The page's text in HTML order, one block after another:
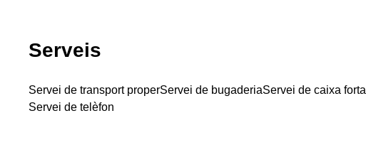
Serveis
Servei de transport properServei de bugaderiaServei de caixa forta
Servei de telèfon